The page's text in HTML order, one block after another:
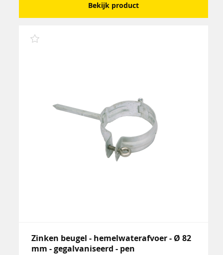
Bekijk product
Zinken beugel - hemelwaterafvoer - Ø 82
mm - gegalvaniseerd - pen